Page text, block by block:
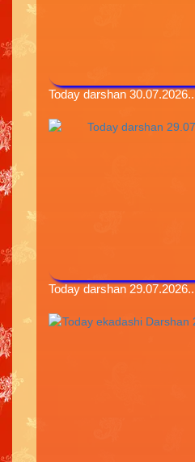
Today darshan 30.07.2026..
Today darshan 29.07.2026..